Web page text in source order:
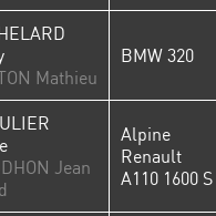
Mathieu
BMW 320
Jean
Alpine
Renault
A110 1600 S